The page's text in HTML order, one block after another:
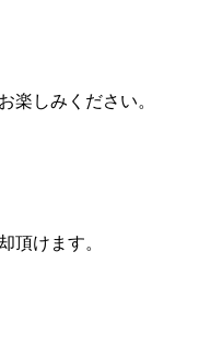
楽しみください。
頂けます。